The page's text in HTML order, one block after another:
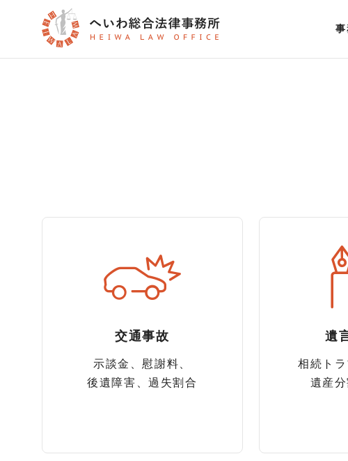
事
交通事故
示談金、慰謝料、
後遺障害、過失割合
遺
相続トラ
遺産